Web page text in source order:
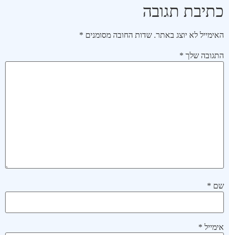
כתיבת תגובה
האימייל לא יוצג באתר. שדות החובה מסומנים *
התגובה שלך *
שם *
אימייל *